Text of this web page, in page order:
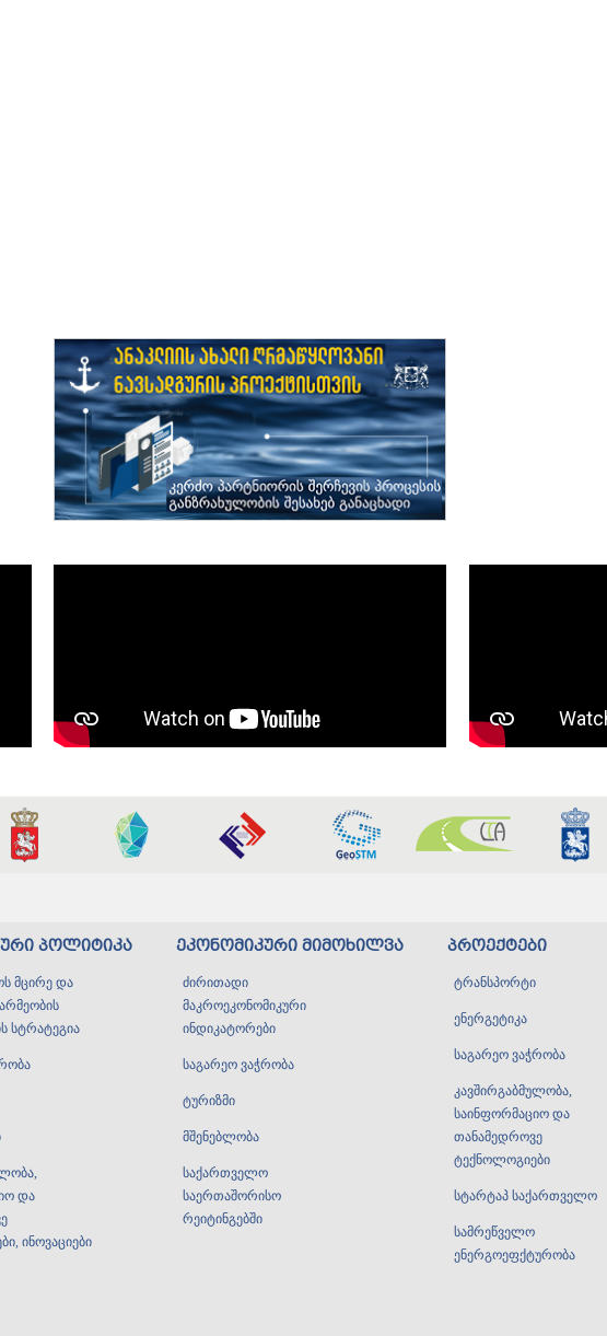
პოლიტიკა
მცირე და
სტრატეგია
და
ინოვაციები
ეკონომიკური მიმოხილვა
ძირითადი
მაკროეკონომიკური
ინდიკატორები
საგარეო ვაჭრობა
ტურიზმი
მშენებლობა
საქართველო
საერთაშორისო
რეიტინგებში
პროექტები
ტრანსპორტი
ენერგეტიკა
საგარეო ვაჭრობა
კავშირგაბმულობა,
საინფორმაციო და
თანამედროვე
ტექნოლოგიები
სტარტაპ საქართველო
სამრეწველო
ენერგოეფქტურობა